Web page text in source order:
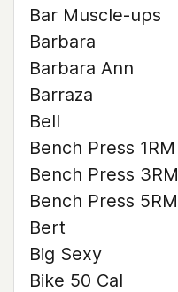
Bar Muscle-ups
Barbara
Barbara Ann
Barraza
Bell
Bench Press 1RM
Bench Press 3RM
Bench Press 5RM
Bert
Big Sexy
Bike 50 Cal